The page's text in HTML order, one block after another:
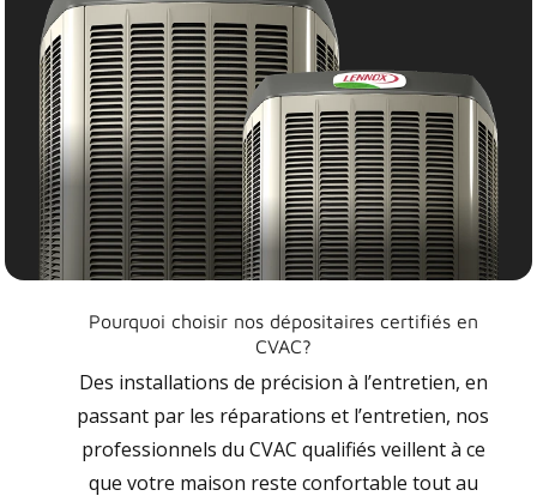
Pourquoi choisir nos dépositaires certifiés en
CVAC?
Des installations de précision à l’entretien, en
passant par les réparations et l’entretien, nos
professionnels du CVAC qualifiés veillent à ce
que votre maison reste confortable tout au